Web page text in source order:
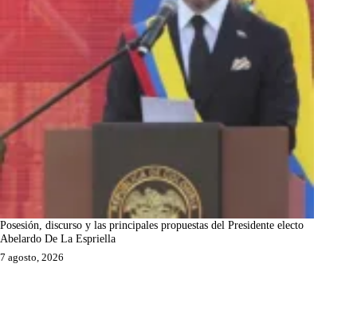
Posesión, discurso y las principales propuestas del Presidente electo
Abelardo De La Espriella
7 agosto, 2026